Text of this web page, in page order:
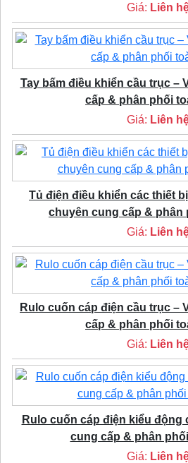
Giá: Liên
Tay bấm điều khiển cầu trục –
cấp & phân phối
Giá: Liên
Tủ điện điều khiển các thiết
chuyên cung cấp & phân
Giá: Liên
Rulo cuốn cáp điện cầu trục –
cấp & phân phối
Giá: Liên
Rulo cuốn cáp điện kiểu động
cung cấp & phân
Giá: Liên